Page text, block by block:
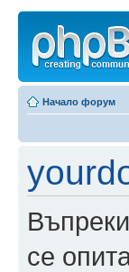
Начало форум
се